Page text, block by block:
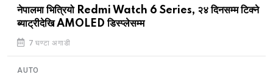
नेपालमा भित्रियो Redmi Watch 6 Series, २४ दिनसम्म टिक्ने
ब्याट्रीदेखि AMOLED डिस्प्लेसम्म
7 घण्टा अगाडी
AUTO